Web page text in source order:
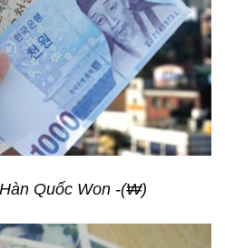
Quốc Won -(₩)